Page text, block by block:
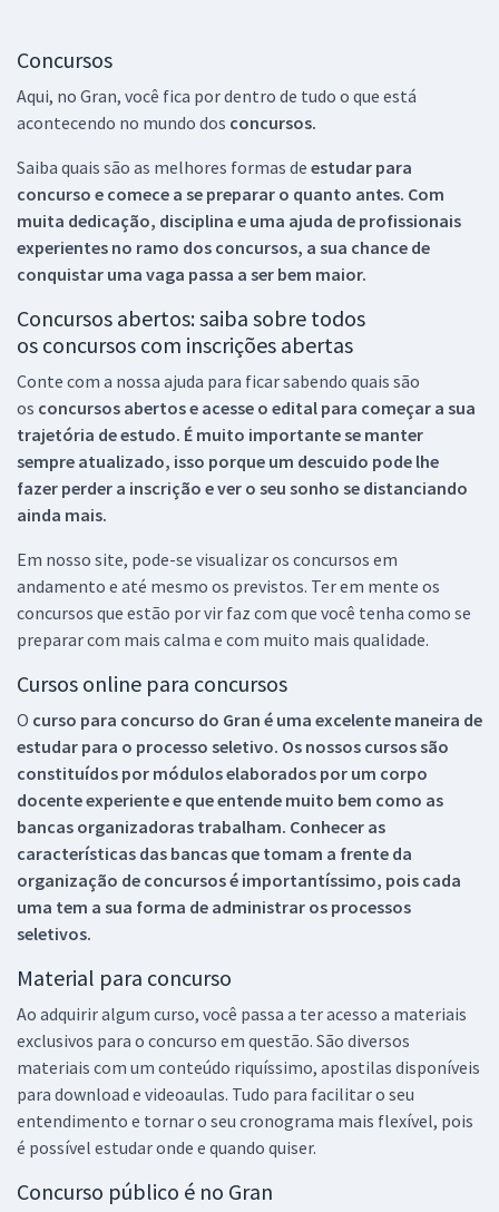
Concursos
Aqui, no Gran, você fica por dentro de tudo o que está
acontecendo no mundo dos concursos.
Saiba quais são as melhores formas de estudar para
concurso e comece a se preparar o quanto antes. Com
muita dedicação, disciplina e uma ajuda de profissionais
experientes no ramo dos concursos, a sua chance de
conquistar uma vaga passa a ser bem maior.
Concursos abertos: saiba sobre todos
os concursos com inscrições abertas
Conte com a nossa ajuda para ficar sabendo quais são
os concursos abertos e acesse o edital para começar a sua
trajetória de estudo. É muito importante se manter
sempre atualizado, isso porque um descuido pode lhe
fazer perder a inscrição e ver o seu sonho se distanciando
ainda mais.
Em nosso site, pode-se visualizar os concursos em
andamento e até mesmo os previstos. Ter em mente os
concursos que estão por vir faz com que você tenha como se
preparar com mais calma e com muito mais qualidade.
Cursos online para concursos
O curso para concurso do Gran é uma excelente maneira de
estudar para o processo seletivo. Os nossos cursos são
constituídos por módulos elaborados por um corpo
docente experiente e que entende muito bem como as
bancas organizadoras trabalham. Conhecer as
características das bancas que tomam a frente da
organização de concursos é importantíssimo, pois cada
uma tem a sua forma de administrar os processos
seletivos.
Material para concurso
Ao adquirir algum curso, você passa a ter acesso a materiais
exclusivos para o concurso em questão. São diversos
materiais com um conteúdo riquíssimo, apostilas disponíveis
para download e videoaulas. Tudo para facilitar o seu
entendimento e tornar o seu cronograma mais flexível, pois
é possível estudar onde e quando quiser.
Concurso público é no Gran